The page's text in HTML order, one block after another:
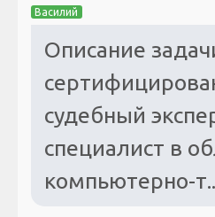
Василий
Описание
судебный
специалист в
компьютерно-